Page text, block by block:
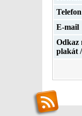
Telefon
E-mail
Odkaz
plakát /